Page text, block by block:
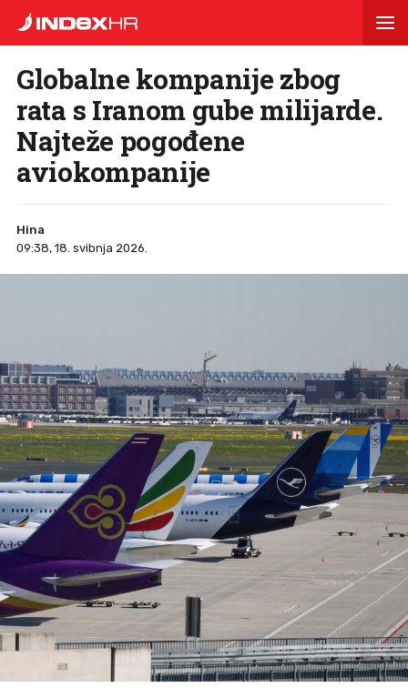
Globalne kompanije zbog
rata s Iranom gube milijarde.
Najteže pogođene
aviokompanije
Hina
09:38, 18. svibnja 2026.